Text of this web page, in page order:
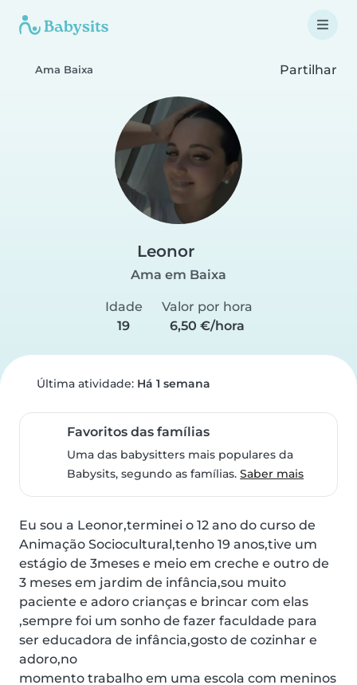
Ama Baixa Partilhar
Leonor
Ama em Baixa
Idade
19
Valor por hora
6,50 €/hora
Última atividade: Há 1 semana
Favoritos das famílias
Uma das babysitters mais populares da
Babysits, segundo as famílias.Saber mais
Eu sou a Leonor,terminei o 12 ano do curso de
Animação Sociocultural,tenho 19 anos,tive um
estágio de 3meses e meio em creche e outro de
3 meses em jardim de infância,sou muito
paciente e adoro crianças e brincar com elas
,sempre foi um sonho de fazer faculdade para
ser educadora de infância,gosto de cozinhar e
adoro,no
momento trabalho em uma escola com meninos